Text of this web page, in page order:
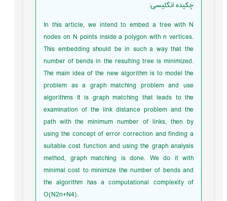
چکیده انگلیسی:
In this article, we intend to embed a tree with N
nodes on N points inside a polygon with n vertices.
This embedding should be in such a way that the
number of bends in the resulting tree is minimized.
The main idea of ​​the new algorithm is to model the
problem as a graph matching problem and use
algorithms It is graph matching that leads to the
examination of the link distance problem and the
path with the minimum number of links, then by
using the concept of error correction and finding a
suitable cost function and using the graph analysis
method, graph matching is done. We do it with
minimal cost to minimize the number of bends and
the algorithm has a computational complexity of
O(N2n+N4).